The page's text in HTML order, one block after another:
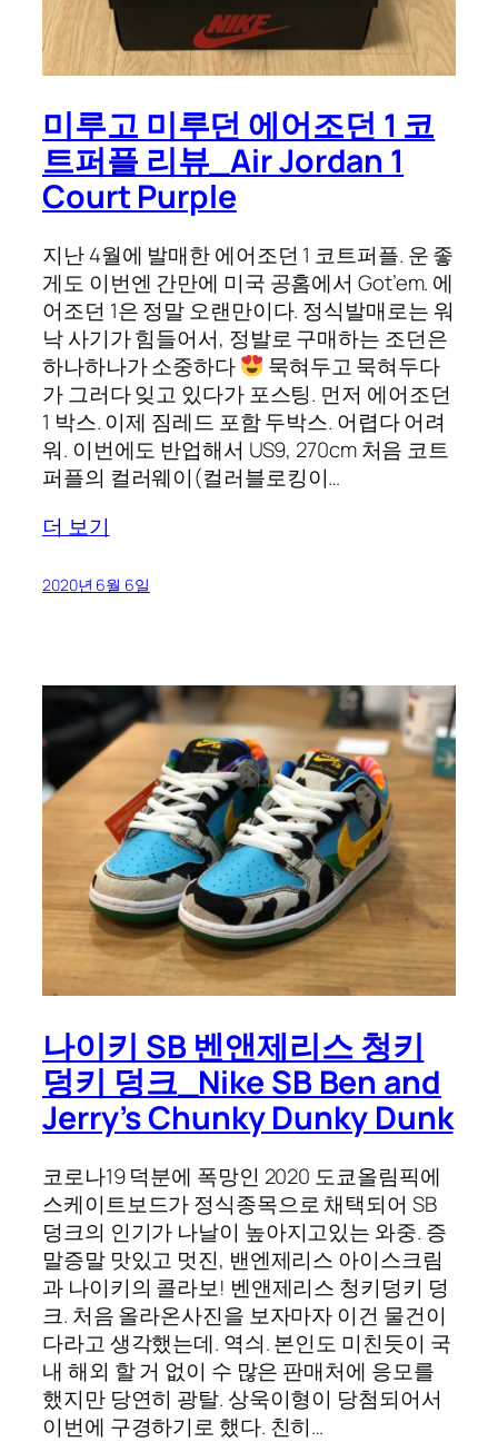
미루고 미루던 에어조던 1 코
트퍼플 리뷰_Air Jordan 1
Court Purple
지난 4월에 발매한 에어조던 1 코트퍼플. 운 좋
게도 이번엔 간만에 미국 공홈에서 Got’em. 에
어조던 1은 정말 오랜만이다. 정식발매로는 워
낙 사기가 힘들어서, 정발로 구매하는 조던은
하나하나가 소중하다
묵혀두고 묵혀두다
가 그러다 잊고 있다가 포스팅. 먼저 에어조던
1 박스. 이제 짐레드 포함 두박스. 어렵다 어려
워. 이번에도 반업해서 US9, 270cm 처음 코트
퍼플의 컬러웨이(컬러블로킹이…
더 보기
2020년 6월 6일
나이키 SB 벤앤제리스 청키
덩키 덩크_Nike SB Ben and
Jerry’s Chunky Dunky Dunk
코로나19 덕분에 폭망인 2020 도쿄올림픽에
스케이트보드가 정식종목으로 채택되어 SB
덩크의 인기가 나날이 높아지고있는 와중. 증
말증말 맛있고 멋진, 밴엔제리스 아이스크림
과 나이키의 콜라보! 벤앤제리스 청키덩키 덩
크. 처음 올라온사진을 보자마자 이건 물건이
다라고 생각했는데. 역싀. 본인도 미친듯이 국
내 해외 할 거 없이 수 많은 판매처에 응모를
했지만 당연히 광탈. 상욱이형이 당첨되어서
이번에 구경하기로 했다. 친히…